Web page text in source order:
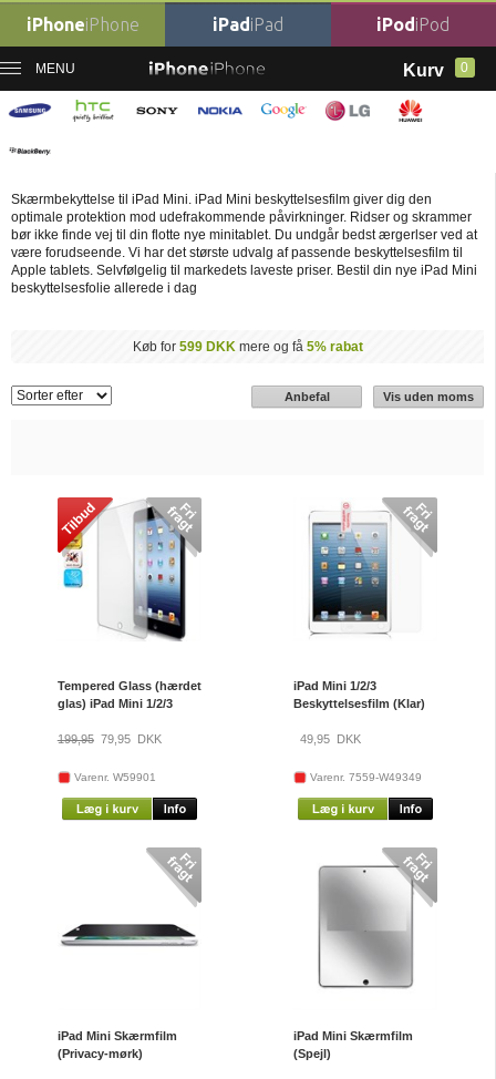
iPhoneiPhone iPadiPad iPodiPod
MENU Kurv 0
iPad Beskyttelsesfilm iPad Mini Beskyttelsesfilm
iPad Mini Beskyttelsesfilm
Skærmbekyttelse til iPad Mini. iPad Mini beskyttelsesfilm giver dig den
optimale protektion mod udefrakommende påvirkninger. Ridser og skrammer
bør ikke finde vej til din flotte nye minitablet. Du undgår bedst ærgerlser ved at
være forudseende. Vi har det største udvalg af passende beskyttelsesfilm til
Apple tablets. Selvfølgelig til markedets laveste priser. Bestil din nye iPad Mini
beskyttelsesfolie allerede i dag
Køb for 599 DKKmere og få 5% rabat
Anbefal Vis uden moms
Tempered Glass (hærdet
glas) iPad Mini 1/2/3
199,95 79,95DKK
Varenr. W59901
iPad Mini 1/2/3
Beskyttelsesfilm (Klar)
49,95 DKK
Varenr. 7559-W49349
iPad Mini Skærmfilm
(Privacy-mørk)
iPad Mini Skærmfilm
(Spejl)